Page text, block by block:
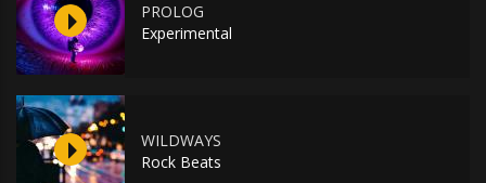
PROLOG
Experimental
WILDWAYS
Rock Beats